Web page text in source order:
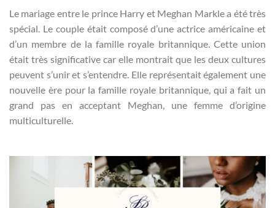
Le mariage entre le prince Harry et Meghan Markle a été très
spécial. Le couple était composé d’une actrice américaine et
d’un membre de la famille royale britannique. Cette union
était très significative car elle montrait que les deux cultures
peuvent s’unir et s’entendre. Elle représentait également une
nouvelle ère pour la famille royale britannique, qui a fait un
grand pas en acceptant Meghan, une femme d’origine
multiculturelle.